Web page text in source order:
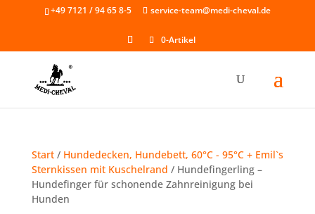
+49 7121 / 94 65 8-5 service-team@medi-cheval.de
0-Artikel
Start/ Hundedecken, Hundebett, 60°C - 95°C + Emil`s
Sternkissen mit Kuschelrand / Hundefingerling –
Hundefinger für schonende Zahnreinigung bei
Hunden